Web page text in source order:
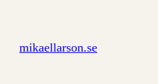
innehåll
mikaellarson.se